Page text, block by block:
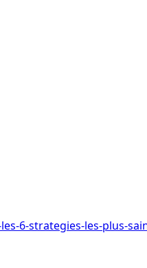
6-strategies-les-plus-